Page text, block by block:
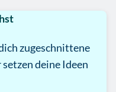
zugeschnittene
deine Ideen